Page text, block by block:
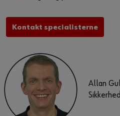
Kontakt specialisterne
Allan